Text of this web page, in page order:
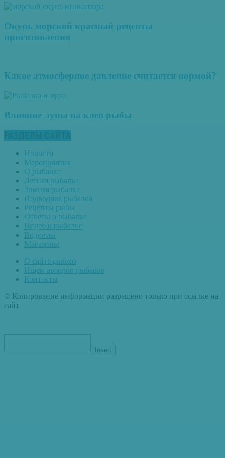
Окунь морской красный рецепты
приготовления
Какое атмосферное давление считается нормой?
Влияние луны на клев рыбы
РАЗДЕЛЫ САЙТА
Новости
Мероприятия
О рыбалке
Летняя рыбалка
Зимняя рыбалка
Подводная рыбалка
Рецепты рыбы
Отчеты о рыбалке
Видео о рыбалке
Водоемы
Магазины
О сайте рыбхоз
Ищем авторов рыбаков
Контакты
© Копирование информации разрешено только при ссылке на
сайт
Insert